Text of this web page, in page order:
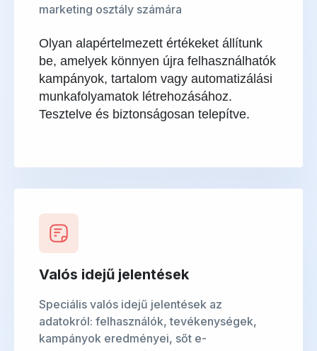
marketing osztály számára
Olyan alapértelmezett értékeket állítunk
be, amelyek könnyen újra felhasználhatók
kampányok, tartalom vagy automatizálási
munkafolyamatok létrehozásához.
Tesztelve és biztonságosan telepítve.
Valós idejű jelentések
Speciális valós idejű jelentések az
adatokról: felhasználók, tevékenységek,
kampányok eredményei, sőt e-